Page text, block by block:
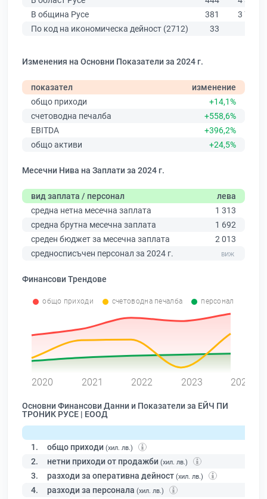
В община Русе
381
3 764
По код на икономическа дейност (2712)
33
Изменения на Основни Показатели за 2024 г.
показател
изменение
общо приходи
+14,1%
счетоводна печалба
+558,6%
EBITDA
+396,2%
общо активи
+24,5%
Месечни Нива на Заплати за 2024 г.
вид заплата / персонал
лева
средна нетна месечна заплата
1 313
средна брутна месечна заплата
1 692
среден бюджет за месечна заплата
2 013
средносписъчен персонал за 2024 г.
Финансови Трендове
общо приходи счетоводна печалба персонал
2020 2021 2022 2023 2024
Основни Финансови Данни и Показатели за ЕЙЧ ПИ
ТРОНИК РУСЕ | ЕООД
1. общо приходи (хил. лв.)
2. нетни приходи от продажби (хил. лв.)
3. разходи за оперативна дейност (хил. лв.)
4. разходи за персонала (хил. лв.)